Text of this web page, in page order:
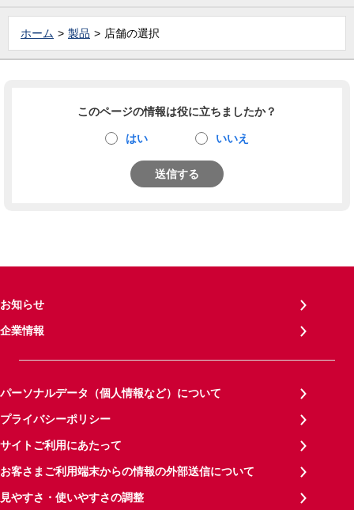
ホーム 製品 店舗の選択
このページの情報は役に立ちましたか？
はい いいえ
送信する
お知らせ
企業情報
パーソナルデータ（個人情報など）について
プライバシーポリシー
サイトご利用にあたって
お客さまご利用端末からの情報の外部送信について
見やすさ・使いやすさの調整